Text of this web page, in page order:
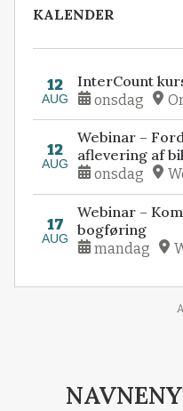
KALENDER
12
AUG
InterCount
onsdag
12
AUG
Webinar –
aflevering af
onsdag
17
AUG
Webinar –
bogføring
mandag